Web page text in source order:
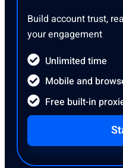
Build account trust,
your engagement
Unlimited time
Mobile and
Free built-in